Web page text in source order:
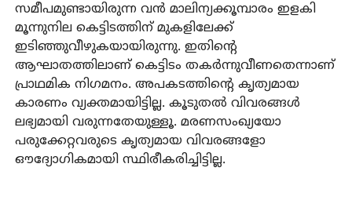
സമീപമുണ്ടായിരുന്ന വന്‍ മാലിന്യക്കൂമ്പാരം ഇളകി
മൂന്നുനില കെട്ടിടത്തിന് മുകളിലേക്ക്
ഇടിഞ്ഞുവീഴുകയായിരുന്നു. ഇതിന്റെ
ആഘാതത്തിലാണ് കെട്ടിടം തകര്‍ന്നുവീണതെന്നാണ്
പ്രാഥമിക നിഗമനം. അപകടത്തിന്റെ കൃത്യമായ
കാരണം വ്യക്തമായിട്ടില്ല. കൂടുതല്‍ വിവരങ്ങള്‍
ലഭ്യമായി വരുന്നതേയുള്ളൂ. മരണസംഖ്യയോ
പരുക്കേറ്റവരുടെ കൃത്യമായ വിവരങ്ങളോ
ഔദ്യോഗികമായി സ്ഥിരീകരിച്ചിട്ടില്ല.